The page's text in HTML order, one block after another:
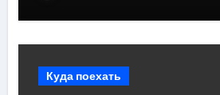
Куда поехать